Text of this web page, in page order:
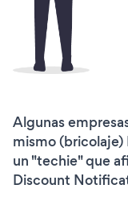
Algunas
mismo
un "techie" que
Discount